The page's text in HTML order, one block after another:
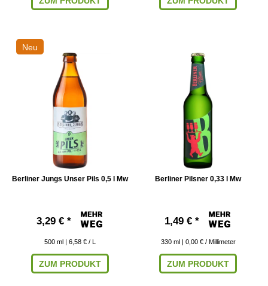
Neu
Berliner Jungs Unser Pils 0,5 l Mw
3,29 € *
500 ml | 6,58 € / L
ZUM PRODUKT
Berliner Pilsner 0,33 l Mw
1,49 € *
330 ml | 0,00 € / Millimeter
ZUM PRODUKT